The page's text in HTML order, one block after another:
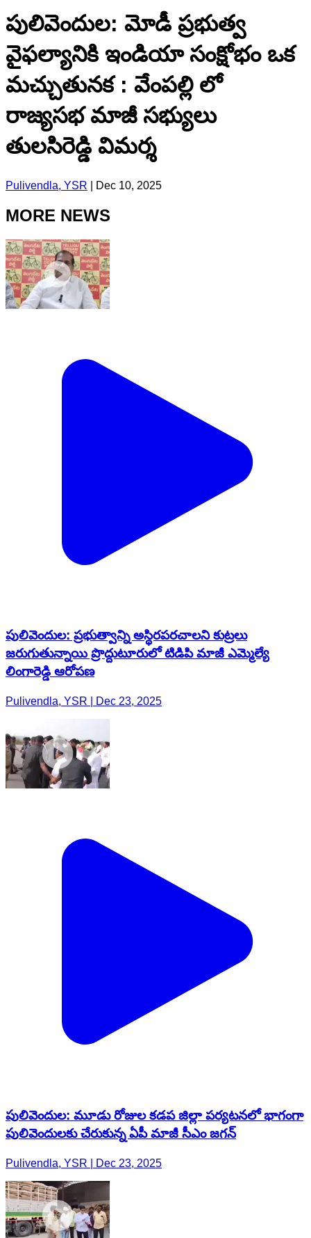
పులివెందుల: మోడీ ప్రభుత్వ
వైఫల్యానికి ఇండియా సంక్షోభం ఒక
మచ్చుతునక : వేంపల్లి లో
రాజ్యసభ మాజీ సభ్యులు
తులసిరెడ్డి విమర్శ
Pulivendla, YSR Dec 10, 2025
MORE NEWS
పులివెందుల: ప్రభుత్వాన్ని అస్థిరపరచాలని కుట్రలు
జరుగుతున్నాయి ప్రొద్దుటూరులో టిడిపి మాజీ ఎమ్మెల్యే
లింగారెడ్డి ఆరోపణ
Pulivendla, YSR | Dec 23, 2025
పులివెందుల: మూడు రోజుల కడప జిల్లా పర్యటనలో భాగంగా
పులివెందులకు చేరుకున్న ఏపీ మాజీ సీఎం జగన్
Pulivendla, YSR | Dec 23, 2025